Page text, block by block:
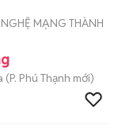
MẠNG THÀNH
(P. Phú Thạnh mới)